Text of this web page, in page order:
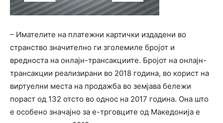
– Имателите на платежни картички издадени во
странство значително ги зголемиле бројот и
вредноста на онлајн-трансакциите. Бројот на онлајн-
трансакции реализирани во 2018 година, во корист на
виртуелни места на продажба во земјава бележи
пораст од 132 отсто во однос на 2017 година. Она што
е особено значајно за е-трговците од Македонија е